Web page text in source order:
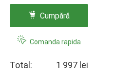
Cumpără
Comanda rapida
Total: 1 997 lei